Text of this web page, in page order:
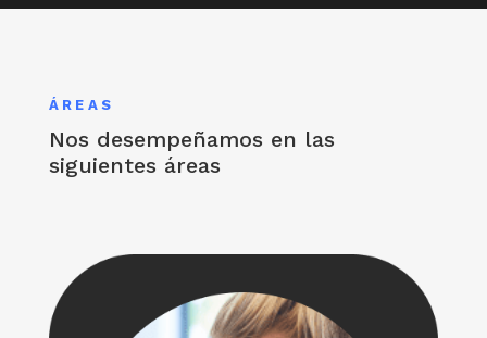
ÁREAS
Nos desempeñamos en las
siguientes áreas